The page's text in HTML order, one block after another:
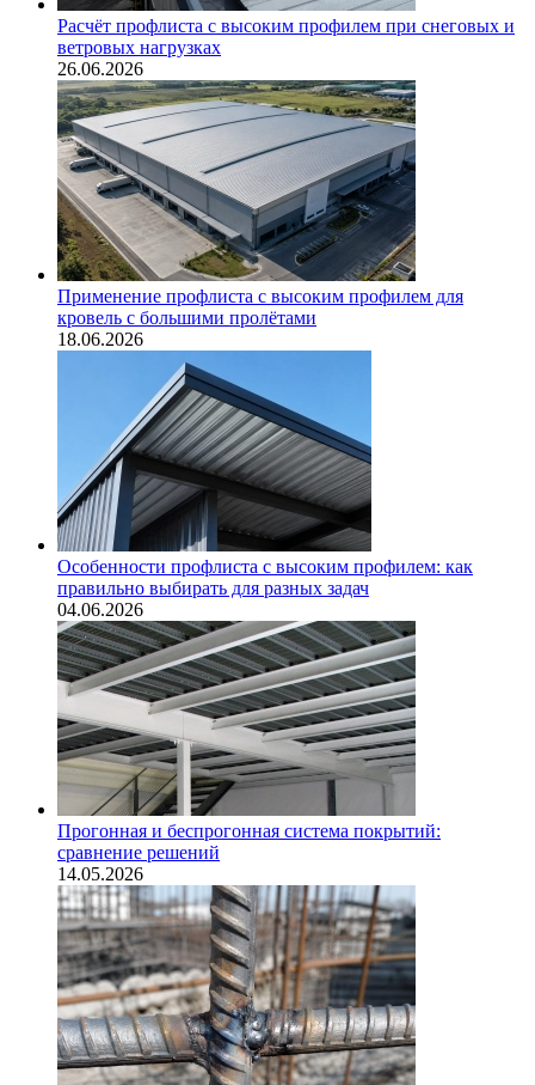
Расчёт профлиста с высоким профилем при снеговых и
ветровых нагрузках
26.06.2026
Применение профлиста с высоким профилем для
кровель с большими пролётами
18.06.2026
Особенности профлиста с высоким профилем: как
правильно выбирать для разных задач
04.06.2026
Прогонная и беспрогонная система покрытий:
сравнение решений
14.05.2026